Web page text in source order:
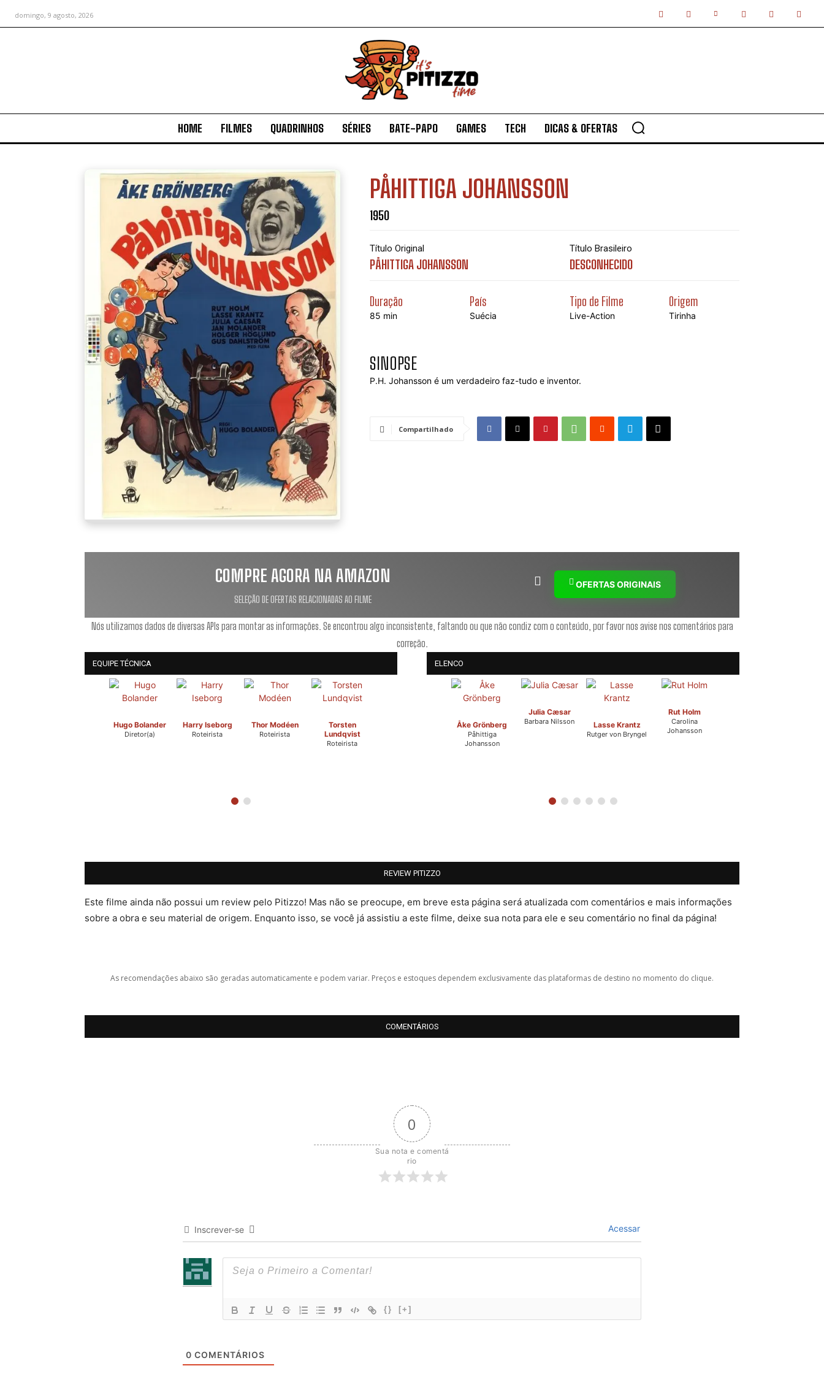
domingo, 9 agosto, 2026
HOME FILMES QUADRINHOS SÉRIES BATE-PAPO GAMES TECH DICAS & OFERTAS
PÅHITTIGA JOHANSSON
1950
Título Original
PÅHITTIGA JOHANSSON
Título Brasileiro
DESCONHECIDO
Duração
85 min
País
Suécia
Tipo de Filme
Live-Action
Origem
Tirinha
SINOPSE
P.H. Johansson é um verdadeiro faz-tudo e inventor.
Compartilhado
COMPRE AGORA NA AMAZON
SELEÇÃO DE OFERTAS RELACIONADAS AO FILME
OFERTAS ORIGINAIS
Nós utilizamos dados de diversas APIs para montar as informações. Se encontrou algo inconsistente, faltando ou que não condiz com o conteúdo, por favor nos avise nos comentários para
correção.
EQUIPE TÉCNICA
Hugo Bolander
Diretor(a)
Harry Iseborg
Roteirista
Thor Modéen
Roteirista
Torsten
Lundqvist
Roteirista
ELENCO
Åke Grönberg
Påhittiga
Johansson
Julia Cæsar
Barbara Nilsson Lasse Krantz
Rutger von Bryngel
Rut Holm
Carolina
Johansson
REVIEW PITIZZO
Este filme ainda não possui um review pelo Pitizzo! Mas não se preocupe, em breve esta página será atualizada com comentários e mais informações
sobre a obra e seu material de origem. Enquanto isso, se você já assistiu a este filme, deixe sua nota para ele e seu comentário no final da página!
As recomendações abaixo são geradas automaticamente e podem variar. Preços e estoques dependem exclusivamente das plataformas de destino no momento do clique.
COMENTÁRIOS
0
Sua nota e comentá
rio
Inscrever-se Acessar
{} [+]
0 COMENTÁRIOS